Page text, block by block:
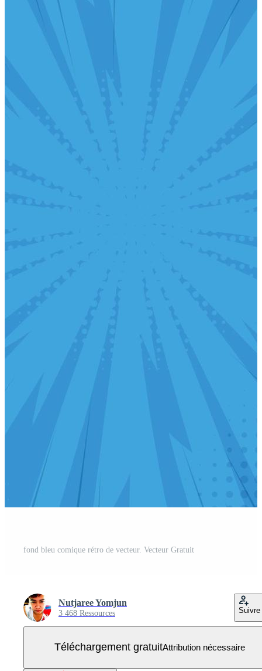
fond bleu comique rétro de vecteur. Vecteur Gratuit
Nutjaree Yomjun
3 468 Ressources Suivre
Téléchargement gratuitAttribution nécessaire